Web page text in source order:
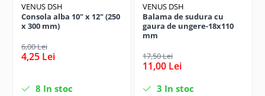
VENUS DSH
Consola alba 10" x 12" (250
x 300 mm)
6,00 Lei
4,25 Lei
8 In stoc
VENUS DSH
Balama de sudura cu
gaura de ungere-18x110
mm
17,50 Lei
11,00 Lei
3 In stoc